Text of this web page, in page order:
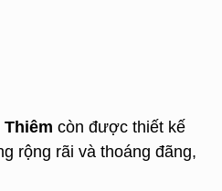
còn được thiết kế
rộng rãi và thoáng đãng,